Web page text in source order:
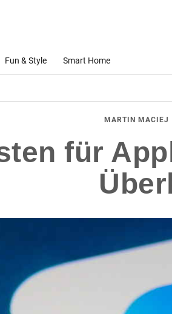
Fun & Style Smart Home
MARTIN MACIEJ
für